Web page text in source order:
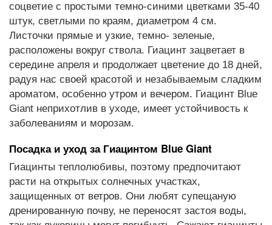
соцветие с простыми темно-синими цветками 35-40
штук, светлыми по краям, диаметром 4 см.
Листочки прямые и узкие, темно- зеленые,
расположены вокруг ствола. Гиацинт зацветает в
середине апреля и продолжает цветение до 18 дней,
радуя нас своей красотой и незабываемым сладким
ароматом, особенно утром и вечером. Гиацинт Blue
Giant неприхотлив в уходе, имеет устойчивость к
заболеваниям и морозам.
Посадка и уход за Гиацинтом Blue Giant
Гиацинты теплолюбивы, поэтому предпочитают
расти на открытых солнечных участках,
защищенных от ветров. Они любят супещаную
дренированную почву, не переносят застоя воды,